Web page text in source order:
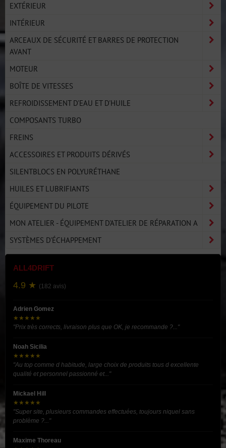
EXTÉRIEUR
INTÉRIEUR
ARCEAUX DE SÉCURITÉ ET BARRES DE PROTECTION
AVANT
MOTEUR
BOÎTE DE VITESSES
REFROIDISSEMENT D'EAU ET D'HUILE
COMPOSANTS TURBO
FREINS
ACCESSOIRES ET PRODUITS DÉRIVÉS
SILENTBLOCS EN POLYURÉTHANE
HUILES ET LUBRIFIANTS
ÉQUIPEMENT DU PILOTE
MON ATELIER - ÉQUIPEMENT D'ATELIER DE RÉPARATION A
SYSTÈMES D'ÉCHAPPEMENT
ALL4DRIFT
4.9 ★ (182 avis)
Adrien Gomez
★★★★★
"Prix très corrects, livraison plus que OK, je recommande ?..."
Noah Sicilia
★★★★★
"Au top comme d habitude, large choix de produits tous d excellente
qualité et personnel passionné et..."
Mickael Hill
★★★★★
"Super site, plusieurs commandes effectuées, toujours niquel sans
problème ?..."
Maxime Thoreau